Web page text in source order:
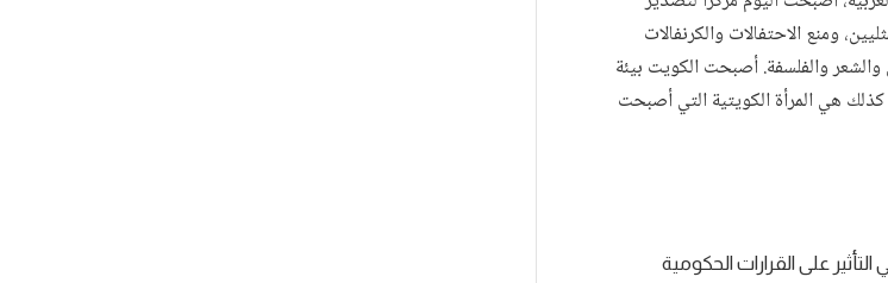
ومنع الاحتفالات والكرنفالات
والشعر والفلسفة. أصبحت الكويت بيئة
كذلك هي المرأة الكويتية التي أصبحت
على القرارات الحكومية